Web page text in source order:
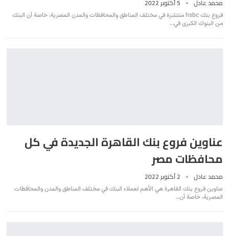
محمد عادل 5 أكتوبر 2022
فروع بنك hsbc منتشرة في مختلف المناطق والمحافظات والمدن المصرية، خاصة أن البنك
من البنوك الكبرى في…
عناوين فروع بنك القاهرة الجديدة في كل
محافظات مصر
محمد عادل 2 أكتوبر 2022
عناوين فروع بنك القاهرة هي الأهم لعملاء البنك في مختلف المناطق والمدن والمحافظات
المصرية، خاصة أن…